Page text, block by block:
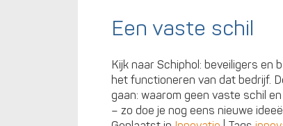
Een vaste schil
Kijk naar Schiphol: beveiligers en
het functioneren van dat bedrijf.
gaan: waarom geen vaste schil
– zo doe je nog eens nieuwe